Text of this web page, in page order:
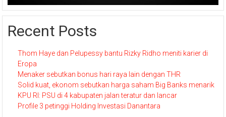
Recent Posts
Thom Haye dan Pelupessy bantu Rizky Ridho meniti karier di
Eropa
Menaker sebutkan bonus hari raya lain dengan THR
Solid kuat, ekonom sebutkan harga saham Big Banks menarik
KPU RI: PSU di 4 kabupaten jalan teratur dan lancar
Profile 3 petinggi Holding Investasi Danantara